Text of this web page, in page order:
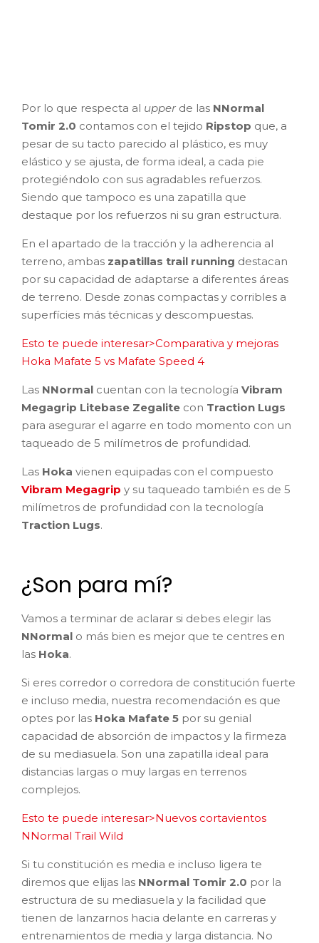
Por lo que respecta al upper de las NNormal
Tomir 2.0 contamos con el tejido Ripstop que, a
pesar de su tacto parecido al plástico, es muy
elástico y se ajusta, de forma ideal, a cada pie
protegiéndolo con sus agradables refuerzos.
Siendo que tampoco es una zapatilla que
destaque por los refuerzos ni su gran estructura.
En el apartado de la tracción y la adherencia al
terreno, ambas zapatillas trail running destacan
por su capacidad de adaptarse a diferentes áreas
de terreno. Desde zonas compactas y corribles a
superfícies más técnicas y descompuestas.
Esto te puede interesar>Comparativa y mejoras
Hoka Mafate 5 vs Mafate Speed 4
Las NNormal cuentan con la tecnología Vibram
Megagrip Litebase Zegalite con Traction Lugs
para asegurar el agarre en todo momento con un
taqueado de 5 milímetros de profundidad.
Las Hoka vienen equipadas con el compuesto
Vibram Megagrip y su taqueado también es de 5
milímetros de profundidad con la tecnología
Traction Lugs.
¿Son para mí?
Vamos a terminar de aclarar si debes elegir las
NNormal o más bien es mejor que te centres en
las Hoka.
Si eres corredor o corredora de constitución fuerte
e incluso media, nuestra recomendación es que
optes por las Hoka Mafate 5 por su genial
capacidad de absorción de impactos y la firmeza
de su mediasuela. Son una zapatilla ideal para
distancias largas o muy largas en terrenos
complejos.
Esto te puede interesar>Nuevos cortavientos
NNormal Trail Wild
Si tu constitución es media e incluso ligera te
diremos que elijas las NNormal Tomir 2.0 por la
estructura de su mediasuela y la facilidad que
tienen de lanzarnos hacia delante en carreras y
entrenamientos de media y larga distancia. No